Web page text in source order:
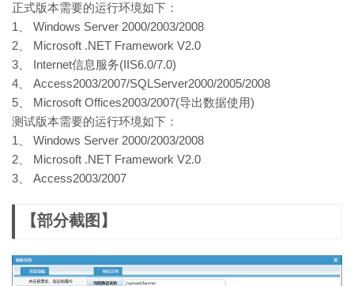
正式版本需要的运行环境如下：
1、 Windows Server 2000/2003/2008
2、 Microsoft .NET Framework V2.0
3、 Internet信息服务(IIS6.0/7.0)
4、 Access2003/2007/SQLServer2000/2005/2008
5、 Microsoft Offices2003/2007(导出数据使用)
测试版本需要的运行环境如下：
1、 Windows Server 2000/2003/2008
2、 Microsoft .NET Framework V2.0
3、 Access2003/2007
【部分截图】